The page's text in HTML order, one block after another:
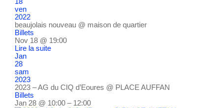
ven
2022
beaujolais nouveau @ maison de quartier
Billets
Nov 18 @ 19:00
Lire la suite
Jan
28
sam
2023
2023 – AG du CIQ d’Eoures @ PLACE AUFFAN
Billets
Jan 28 @ 10:00 – 12:00